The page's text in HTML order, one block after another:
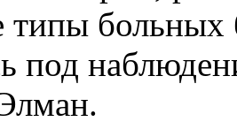
типы
под